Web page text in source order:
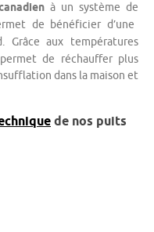
à un système de
de bénéficier d’une
aux températures
de réchauffer plus
dans la maison et
de nos puits